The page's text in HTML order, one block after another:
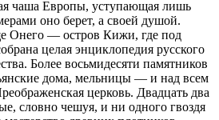
чаша Европы, уступающая лишь
оно берет, а своей душой.
Онего — остров Кижи, где под
целая энциклопедия русского
Более восьмидесяти памятников
дома, мельницы — и над всем
церковь. Двадцать два
словно чешуя, и ни одного гвоздя